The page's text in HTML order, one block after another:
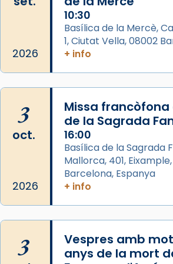
View on Facebook ·
Arquebisbat de Barcelona
Memòria de les santes
Semproniana, verges i
Acompanyant la història de
partir de l’Edat Mitjana
que les santes Juliana
Semproniana (“relatiu a
eterna”) són deixebles seves. I
frare Joan Gaspar Roig,
que les santes són filles de
Mataró en reivindicarà les
les aconseguirà el 1772.
a la “Missa de les Santes”
2026
10:30
Basílica de la Mercè,
1, Ciutat Vella, 08002
+ info
3
oct.
2026
Missa
de la Sagrada
16:00
Basílica de la Sagrada
Mallorca, 401, Eixample,
Barcelona, Espanya
+ info
3
Vespres amb
anys de la mort